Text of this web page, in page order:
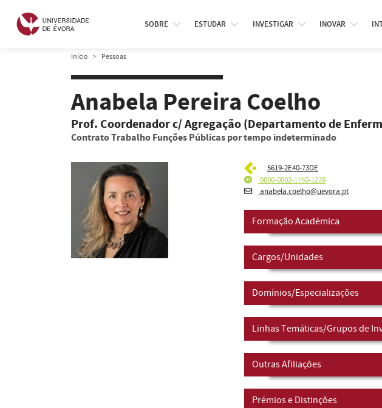
SOBRE ESTUDAR INVESTIGAR INOVAR
Início Pessoas
Anabela Pereira Coelho
Prof. Coordenador c/ Agregação (Departamento de
Contrato Trabalho Funções Públicas por tempo indeterminado
5619-2E40-73DE
0000-0002-1750-1229
anabela.coelho@uevora.pt
Formação Académica
Cargos/Unidades
Domínios/Especializações
Linhas Temáticas/Grupos de
Outras Afiliações
Prémios e Distinções